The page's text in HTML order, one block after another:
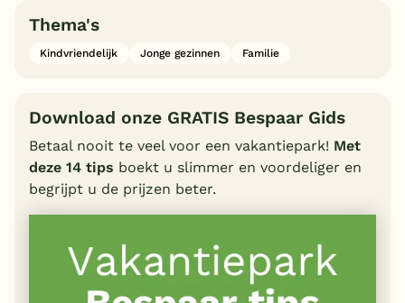
Thema's
Kindvriendelijk Jonge gezinnen Familie
Download onze GRATIS Bespaar Gids
Betaal nooit te veel voor een vakantiepark! Met
deze 14 tips boekt u slimmer en voordeliger en
begrijpt u de prijzen beter.